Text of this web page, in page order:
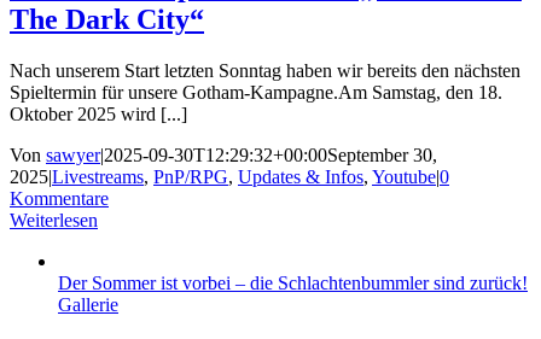
The Dark City“
Nach unserem Start letzten Sonntag haben wir bereits den nächsten
Spieltermin für unsere Gotham-Kampagne.Am Samstag, den 18.
Oktober 2025 wird [...]
Von sawyer|2025-09-30T12:29:32+00:00September 30,
2025|Livestreams, PnP/RPG, Updates & Infos, Youtube|0
Kommentare
Weiterlesen
Der Sommer ist vorbei – die Schlachtenbummler sind zurück!
Gallerie